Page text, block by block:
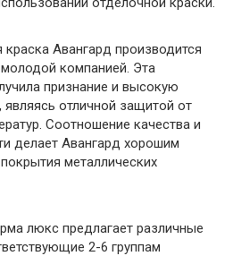
Авангард производится
компанией. Эта
признание и высокую
являясь отличной защитой от
Соотношение качества и
делает Авангард хорошим
металлических
люкс предлагает различные
2-6 группам